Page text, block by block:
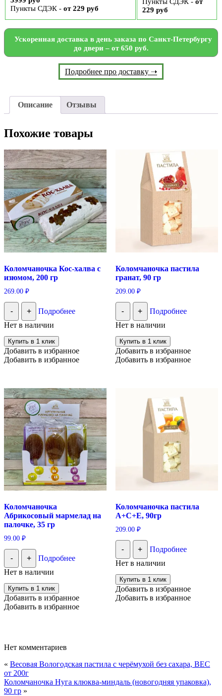
Пункты СДЭК - от 229 руб
229 руб
Ускоренная доставка в день заказа по Санкт-Петербургу
до двери – от 650 руб.
Подробнее про доставку ➝
Описание Отзывы
Похожие товары
Коломчаночка Кос-халва с
изюмом, 200 гр
269.00 ₽
- +
Подробнее
Нет в наличии
Купить в 1 клик
Добавить в избранное
Добавить в избранное
Коломчаночка пастила
гранат, 90 гр
209.00 ₽
- +
Подробнее
Нет в наличии
Купить в 1 клик
Добавить в избранное
Добавить в избранное
Коломчаночка
Абрикосовый мармелад на
палочке, 35 гр
99.00 ₽
- +
Подробнее
Нет в наличии
Купить в 1 клик
Добавить в избранное
Добавить в избранное
Коломчаночка пастила
А+С+Е, 90гр
209.00 ₽
- +
Подробнее
Нет в наличии
Купить в 1 клик
Добавить в избранное
Добавить в избранное
Нет комментариев
« Весовая Вологодская пастила с черёмухой без сахара, ВЕС
от 200г
Коломчаночка Нуга клюква-миндаль (новогодняя упаковка),
90 гр »